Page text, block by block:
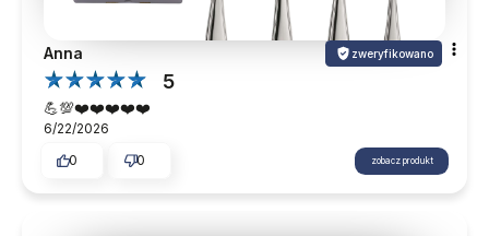
Anna zweryfikowano
5
💪💯❤️❤️❤️❤️❤️
6/22/2026
0
0 zobacz produkt